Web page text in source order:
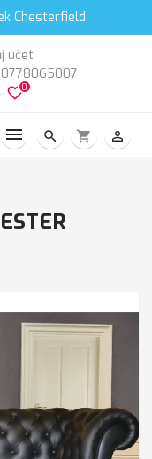
Chesterfield
účet
favorite_border0
search shopping_cart person_outline